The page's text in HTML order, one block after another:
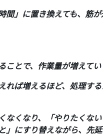
間」に置き換えても、筋
ことで、作業量が増えてい
れば増えるほど、処理す
なくなり、「やりたくな
」にすり替えながら、先延